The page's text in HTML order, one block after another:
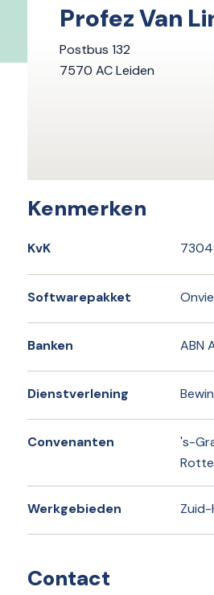
Profez Van
Postbus 132
7570 AC Leiden
Kenmerken
KvK
Softwarepakket
Banken ABN
Dienstverlening
Convenanten
's-
Werkgebieden Zuid-
Contact